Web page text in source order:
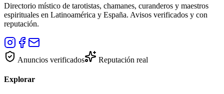
Directorio místico de tarotistas, chamanes, curanderos y maestros
espirituales en Latinoamérica y España. Avisos verificados y con
reputación.
Anuncios verificados Reputación real
Explorar